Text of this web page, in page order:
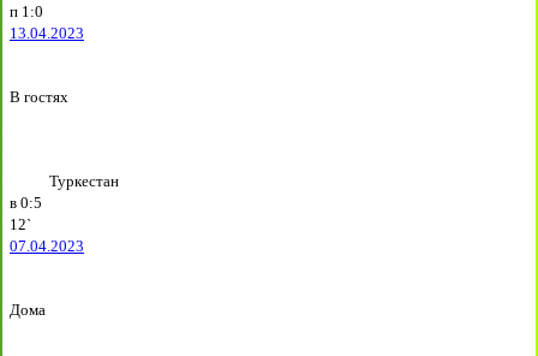
п 1:0
13.04.2023
В гостях
Туркестан
в 0:5
12`
07.04.2023
Дома